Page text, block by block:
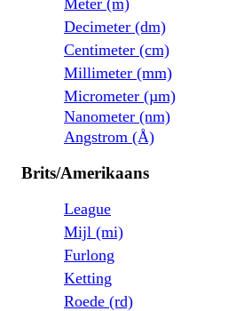
Meter (m)
Decimeter (dm)
Centimeter (cm)
Millimeter (mm)
Micrometer (µm)
Nanometer (nm)
Angstrom (Å)
Brits/Amerikaans
League
Mijl (mi)
Furlong
Ketting
Roede (rd)